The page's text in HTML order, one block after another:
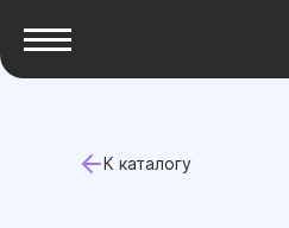
К каталогу